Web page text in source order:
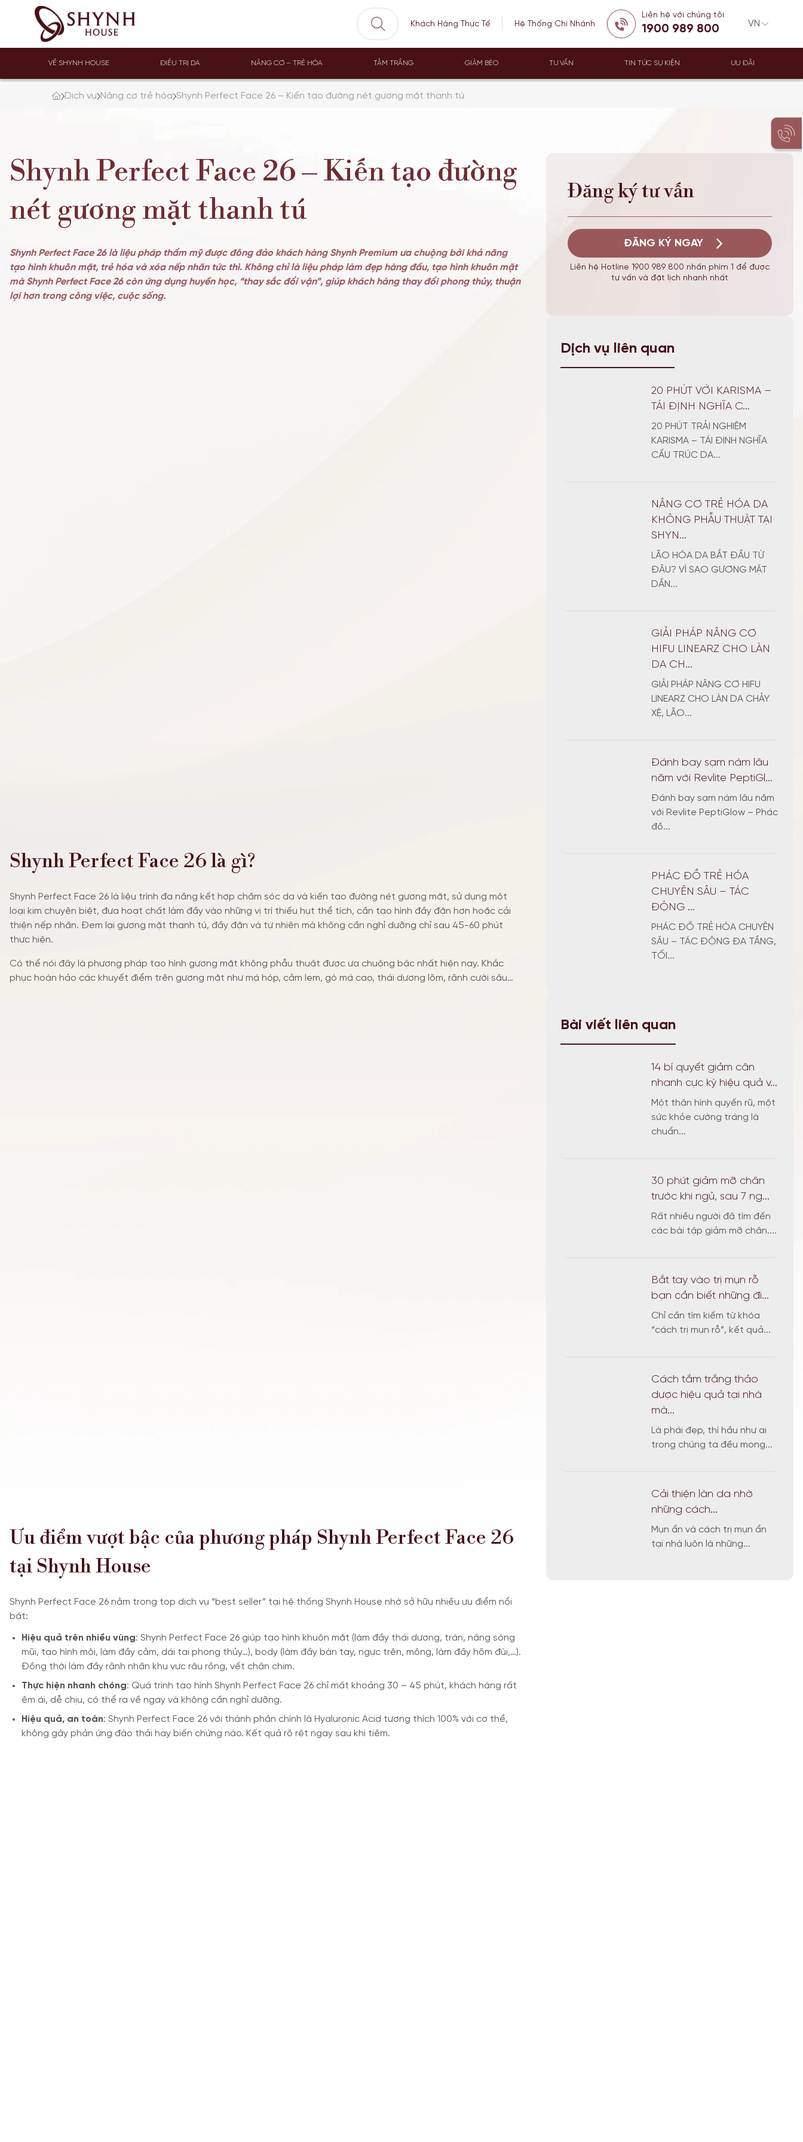
Khách Hàng Thực Tế Hệ Thống Chi Nhánh
Liên hệ với chúng tôi
1900 989 800
VỀ SHYNH HOUSE ĐIỀU TRỊ DA NÂNG CƠ – TRẺ HÓA TẮM TRẮNG GIẢM BÉO TƯ VẤN TIN TỨC SỰ KIỆN ƯU ĐÃI
Dịch vụ Nâng cơ trẻ hóa Shynh Perfect Face 26 – Kiến tạo đường nét gương mặt thanh tú
Shynh Perfect Face 26 – Kiến tạo đường
nét gương mặt thanh tú
Shynh Perfect Face 26 là liệu pháp thẩm mỹ được đông đảo khách hàng Shynh Premium ưa chuộng bởi khả năng
tạo hình khuôn mặt, trẻ hóa và xóa nếp nhăn tức thì. Không chỉ là liệu pháp làm đẹp hàng đầu, tạo hình khuôn mặt
mà Shynh Perfect Face 26 còn ứng dụng huyền học, “thay sắc đổi vận”, giúp khách hàng thay đổi phong thủy, thuận
lợi hơn trong công việc, cuộc sống.
Shynh Perfect Face 26 là gì?
Shynh Perfect Face 26 là liệu trình đa năng kết hợp chăm sóc da và kiến tạo đường nét gương mặt, sử dụng một
loại kim chuyên biệt, đưa hoạt chất làm đầy vào những vị trí thiếu hụt thể tích, cần tạo hình đầy đặn hơn hoặc cải
thiện nếp nhăn. Đem lại gương mặt thanh tú, đầy đặn và tự nhiên mà không cần nghỉ dưỡng chỉ sau 45-60 phút
thực hiện.
Có thể nói đây là phương pháp tạo hình gương mặt không phẫu thuật được ưa chuộng bậc nhất hiện nay. Khắc
phục hoàn hảo các khuyết điểm trên gương mặt như má hóp, cằm lẹm, gò má cao, thái dương lõm, rãnh cười sâu…
Ưu điểm vượt bậc của phương pháp Shynh Perfect Face 26
tại Shynh House
Shynh Perfect Face 26 nằm trong top dịch vụ “best seller” tại hệ thống Shynh House nhờ sở hữu nhiều ưu điểm nổi
bật:
Hiệu quả trên nhiều vùng: Shynh Perfect Face 26 giúp tạo hình khuôn mặt (làm đầy thái dương, trán, nâng sóng
mũi, tạo hình môi, làm đầy cằm, dái tai phong thủy…), body (làm đầy bàn tay, ngực trên, mông, làm đầy hõm đùi,…).
Đồng thời làm đầy rãnh nhăn khu vực râu rồng, vết chân chim.
Thực hiện nhanh chóng: Quá trình tạo hình Shynh Perfect Face 26 chỉ mất khoảng 30 – 45 phút, khách hàng rất
êm ái, dễ chịu, có thể ra về ngay và không cần nghỉ dưỡng.
Hiệu quả, an toàn: Shynh Perfect Face 26 với thành phần chính là Hyaluronic Acid tương thích 100% với cơ thể,
không gây phản ứng đào thải hay biến chứng nào. Kết quả rõ rệt ngay sau khi tiêm.
Đăng ký tư vấn
ĐĂNG KÝ NGAY
Liên hệ Hotline 1900 989 800 nhấn phím 1 để được
tư vấn và đặt lịch nhanh nhất
Dịch vụ liên quan
20 PHÚT VỚI KARISMA –
TÁI ĐỊNH NGHĨA C...
20 PHÚT TRẢI NGHIỆM
KARISMA – TÁI ĐỊNH NGHĨA
CẤU TRÚC DA...
NÂNG CƠ TRẺ HÓA DA
KHÔNG PHẪU THUẬT TẠI
SHYN...
LÃO HÓA DA BẮT ĐẦU TỪ
ĐÂU? VÌ SAO GƯƠNG MẶT
DẦN...
GIẢI PHÁP NÂNG CƠ
HIFU LINEARZ CHO LÀN
DA CH...
GIẢI PHÁP NÂNG CƠ HIFU
LINEARZ CHO LÀN DA CHẢY
XỆ, LÃO...
Đánh bay sạm nám lâu
năm với Revlite PeptiGl...
Đánh bay sạm nám lâu năm
với Revlite PeptiGlow – Phác
đồ...
PHÁC ĐỒ TRẺ HÓA
CHUYÊN SÂU – TÁC
ĐỘNG ...
PHÁC ĐỒ TRẺ HÓA CHUYÊN
SÂU – TÁC ĐỘNG ĐA TẦNG,
TỐI...
Bài viết liên quan
14 bí quyết giảm cân
nhanh cực kỳ hiệu quả v...
Một thân hình quyến rũ, một
sức khỏe cường tráng là
chuẩn...
30 phút giảm mỡ chân
trước khi ngủ, sau 7 ng...
Rất nhiều người đã tìm đến
các bài tập giảm mỡ chân....
Bắt tay vào trị mụn rỗ
bạn cần biết những đi...
Chỉ cần tìm kiếm từ khóa
“cách trị mụn rỗ”, kết quả...
Cách tắm trắng thảo
dược hiệu quả tại nhà
mà...
Là phái đẹp, thì hầu như ai
trong chúng ta đều mong...
Cải‌ ‌thiện‌ ‌làn‌ ‌da‌ ‌nhờ‌
‌những‌ ‌cách‌...
Mụn ẩn và cách trị mụn ẩn
tại nhà luôn là những...